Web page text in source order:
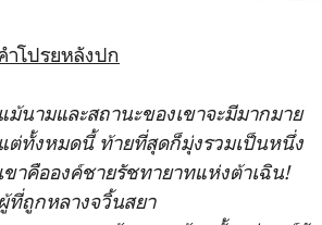
ำโปรยหลังปก
ม้นามและสถานะของเขาจะมีมากมาย
ต่ทั้งหมดนี้ ท้ายที่สุดก็มุ่งรวมเป็นหนึ่ง
เขาคือองค์ชายรัชทายาทแห่งต้าเฉิน!
ที่ถูกหลางจวิ้นสยา